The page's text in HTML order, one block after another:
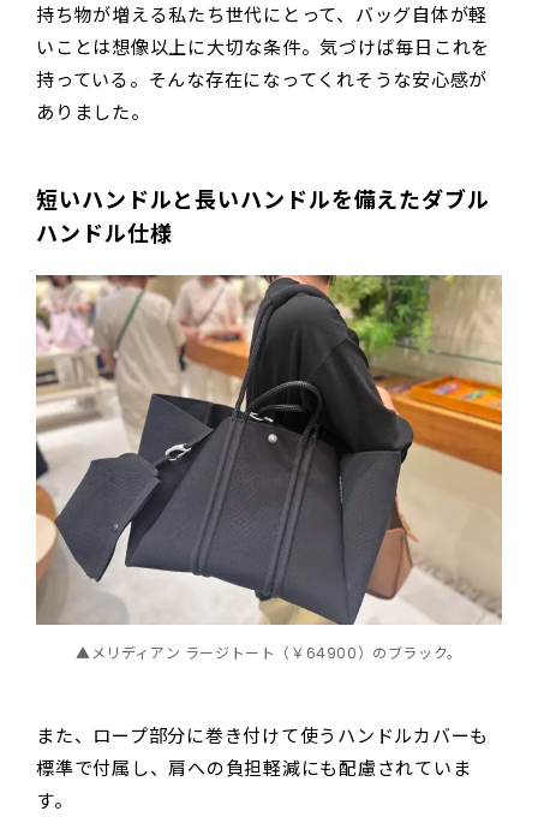
持ち物が増える私たち世代にとって、バッグ自体が軽
いことは想像以上に大切な条件。気づけば毎日これを
持っている。そんな存在になってくれそうな安心感が
ありました。
短いハンドルと長いハンドルを備えたダブル
ハンドル仕様
▲メリディアン ラージトート（￥64900）のブラック。
また、ロープ部分に巻き付けて使うハンドルカバーも
標準で付属し、肩への負担軽減にも配慮されていま
す。